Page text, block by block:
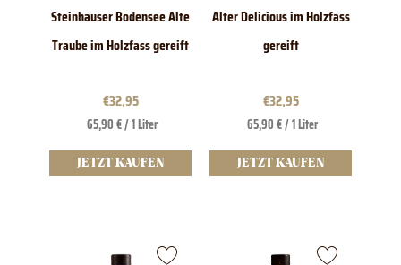
Steinhauser Bodensee Alte
Traube im Holzfass gereift
€32,95
65,90 € / 1 Liter
JETZT KAUFEN
Alter Delicious im Holzfass
gereift
€32,95
65,90 € / 1 Liter
JETZT KAUFEN